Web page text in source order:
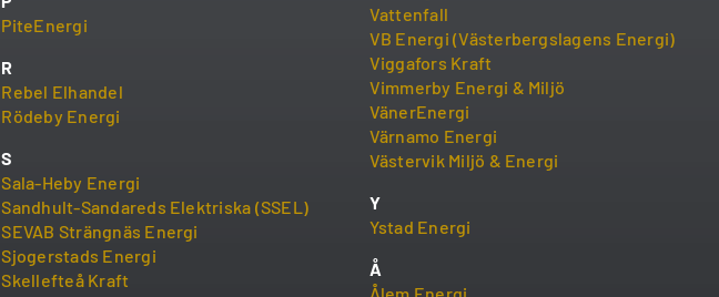
PiteEnergi
R
Rebel Elhandel
Rödeby Energi
S
Sala-Heby Energi
Sandhult-Sandareds Elektriska (SSEL)
SEVAB Strängnäs Energi
Sjogerstads Energi
Skellefteå Kraft
Vattenfall
VB Energi (Västerbergslagens Energi)
Viggafors Kraft
Vimmerby Energi & Miljö
VänerEnergi
Värnamo Energi
Västervik Miljö & Energi
Y
Ystad Energi
Å